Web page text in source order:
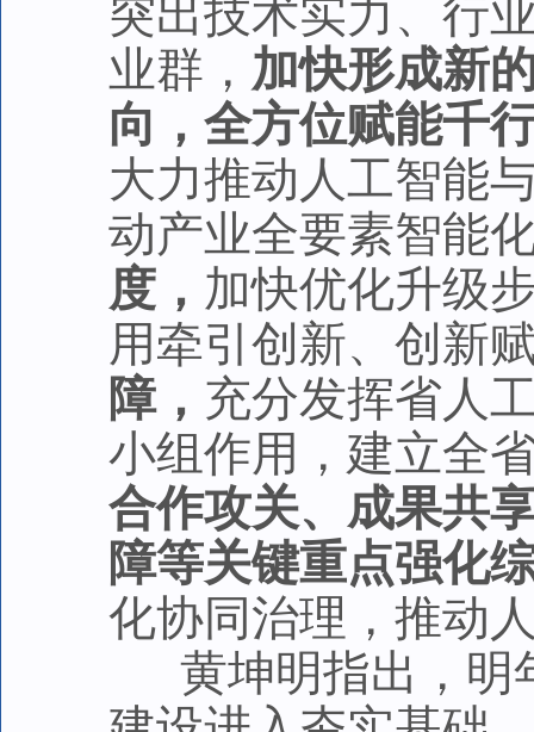
突出技术实力、行
业群， 加快形成新
向，全方位赋能千
大力推动人工智能
动产业全要素智能
度， 加快优化升级
用牵引创新、创新
障， 充分发挥省人
小组作用，建立全
合作攻关、成果共
障等关键重点强化
化协同治理，推动
黄坤明指出，明